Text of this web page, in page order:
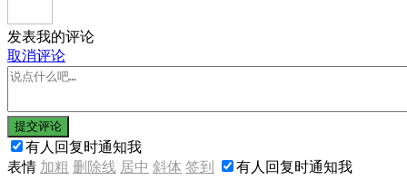
发表我的评论
取消评论
提交评论
有人回复时通知我
表情 加粗 删除线 居中 斜体 签到 有人回复时通知我